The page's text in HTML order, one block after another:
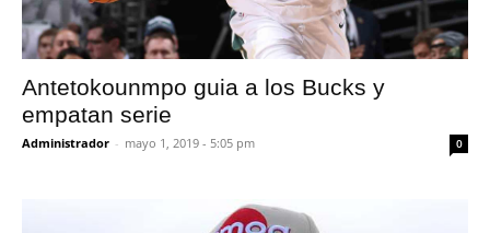
Antetokounmpo guia a los Bucks y
empatan serie
Administrador - mayo 1, 2019 - 5:05 pm 0